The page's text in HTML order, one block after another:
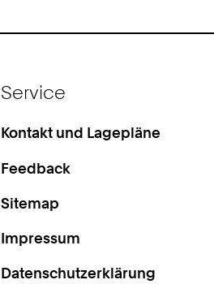
Service
Kontakt und Lagepläne
Feedback
Sitemap
Impressum
Datenschutzerklärung